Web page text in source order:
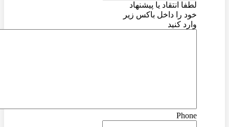
لطفا انتقاد یا پیشنهاد
خود را داخل باکس زیر
وارد کنید
Phone